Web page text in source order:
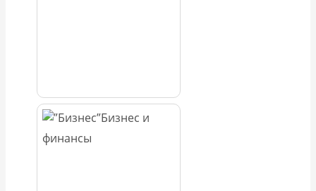
Бизнес и
финансы